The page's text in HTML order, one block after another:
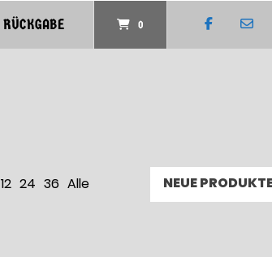
RÜCKGABE 0
12 24 36 Alle